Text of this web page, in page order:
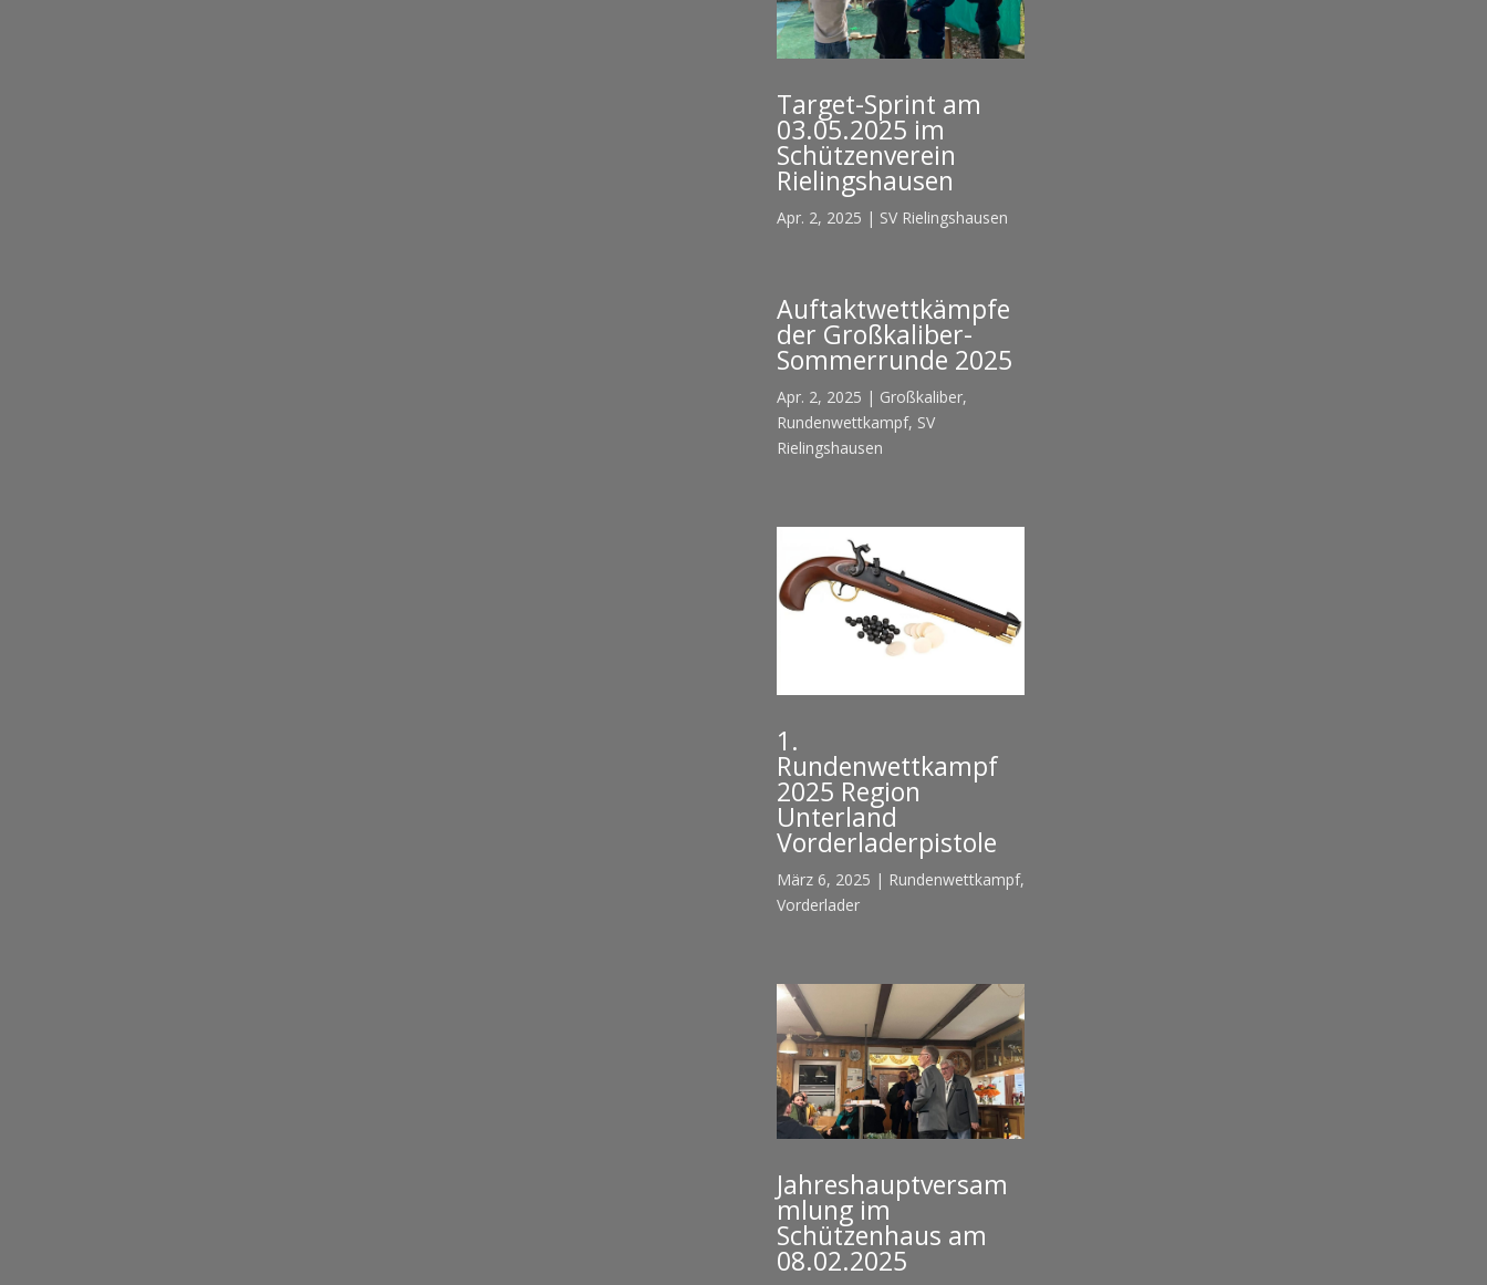
Target-Sprint am
03.05.2025 im
Schützenverein
Rielingshausen
Apr. 2, 2025 | SV Rielingshausen
Auftaktwettkämpfe
der Großkaliber-
Sommerrunde 2025
Apr. 2, 2025 | Großkaliber,
Rundenwettkampf, SV
Rielingshausen
1.
Rundenwettkampf
2025 Region
Unterland
Vorderladerpistole
März 6, 2025 | Rundenwettkampf,
Vorderlader
Jahreshauptversam
mlung im
Schützenhaus am
08.02.2025